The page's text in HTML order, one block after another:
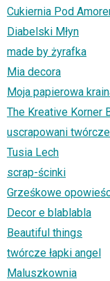
Cukiernia Pod
Diabelski Młyn
made by żyrafka
Mia decora
Moja papierowa
The Kreative Korner
uscrapowani
Tusia Lech
scrap-ścinki
Grześkowe
Decor e blablabla
Beautiful things
twórcze łapki angel
Maluszkownia